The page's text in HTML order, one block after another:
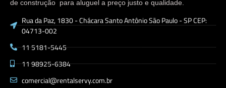
de construção para aluguel a preço justo e qualidade.
Rua da Paz, 1830 - Chácara Santo Antônio São Paulo - SP CEP:
04713-002
11 5181-5445
11 98925-6384
comercial@rentalservy.com.br